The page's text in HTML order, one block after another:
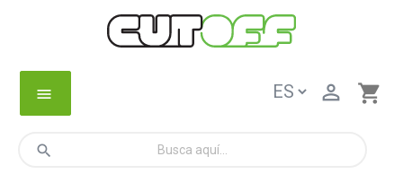
menu shopping_cart

search